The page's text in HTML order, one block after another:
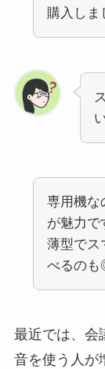
購入しま
専用機な
が魅力で
薄型でス
べるのも
最近では、会
音を使う人が